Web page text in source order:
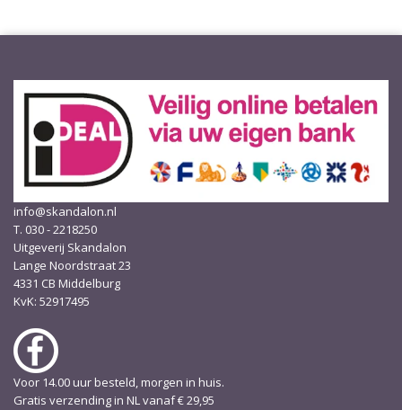
info@skandalon.nl
T. 030 - 2218250
Uitgeverij Skandalon
Lange Noordstraat 23
4331 CB Middelburg
KvK: 52917495
Voor 14.00 uur besteld, morgen in huis.
Gratis verzending in NL vanaf € 29,95